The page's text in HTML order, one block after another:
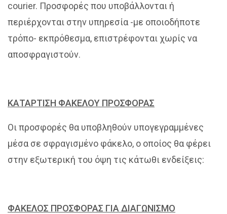
courier. Προσφορές που υποβάλλονται ή
περιέρχονται στην υπηρεσία -με οποιοδήποτε
τρόπο- εκπρόθεσμα, επιστρέφονται χωρίς να
αποσφραγιστούν.
ΚΑΤΑΡΤΙΣΗ ΦΑΚΕΛΟΥ ΠΡΟΣΦΟΡΑΣ
Οι προσφορές θα υποβληθούν υπογεγραμμένες
μέσα σε σφραγισμένο φάκελο, ο οποίος θα φέρει
στην εξωτερική του όψη τις κάτωθι ενδείξεις:
ΦΑΚΕΛΟΣ ΠΡΟΣΦΟΡΑΣ ΓΙΑ ΔΙΑΓΩΝΙΣΜΟ